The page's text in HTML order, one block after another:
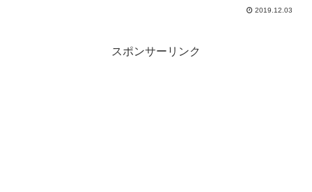
2019.12.03
スポンサーリンク